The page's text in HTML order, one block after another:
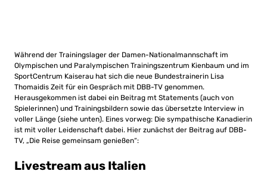
Während der Trainingslager der Damen-Nationalmannschaft im
Olympischen und Paralympischen Trainingszentrum Kienbaum und im
SportCentrum Kaiserau hat sich die neue Bundestrainerin Lisa
Thomaidis Zeit für ein Gespräch mit DBB-TV genommen.
Herausgekommen ist dabei ein Beitrag mt Statements (auch von
Spielerinnen) und Trainingsbildern sowie das übersetzte Interview in
voller Länge (siehe unten). Eines vorweg: Die sympathische Kanadierin
ist mit voller Leidenschaft dabei. Hier zunächst der Beitrag auf DBB-
TV, „Die Reise gemeinsam genießen“:
Livestream aus Italien